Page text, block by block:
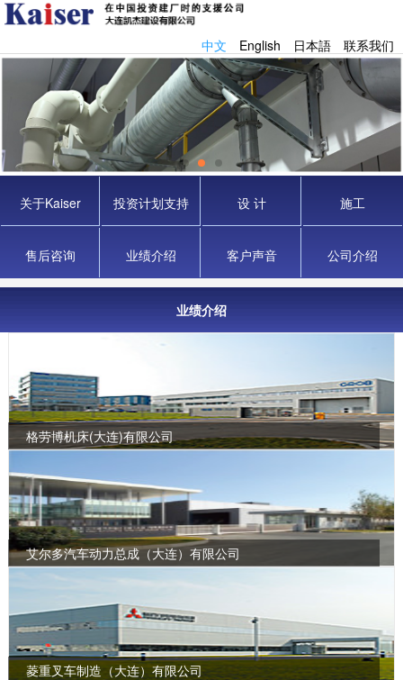
中文 English 日本語 联系我们
关于Kaiser 投资计划支持 设 计 施工
售后咨询 业绩介绍 客户声音 公司介绍
业绩介绍
格劳博机床(大连)有限公司
艾尔多汽车动力总成（大连）有限公司
菱重叉车制造（大连）有限公司